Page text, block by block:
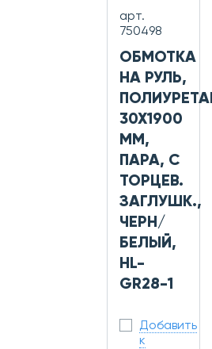
арт.
750498
ОБМОТКА
НА РУЛЬ,
30Х1900
ММ,
ПАРА, С
ТОРЦЕВ.
ЗАГЛУШК.,
ЧЕРН/
БЕЛЫЙ,
HL-
GR28-1
Добавить
к